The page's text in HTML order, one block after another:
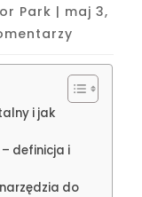
Park | maj 3,
i jak
definicja i
do